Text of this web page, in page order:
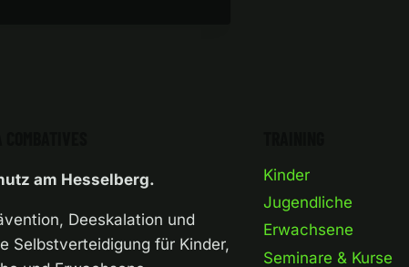
am Hesselberg.
Deeskalation und
Selbstverteidigung für Kinder,
Kinder
Jugendliche
Erwachsene
Seminare & Kurse